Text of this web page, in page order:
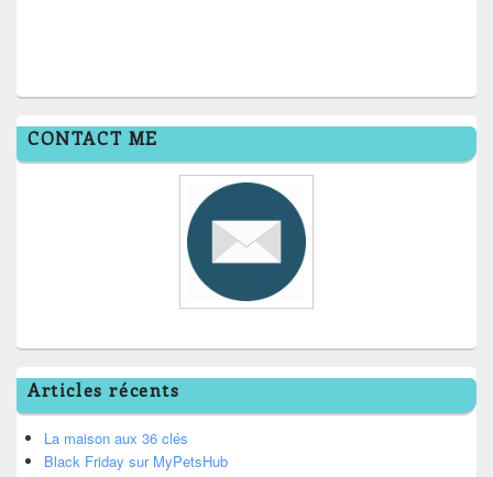
CONTACT ME
Articles récents
La maison aux 36 clés
Black Friday sur MyPetsHub